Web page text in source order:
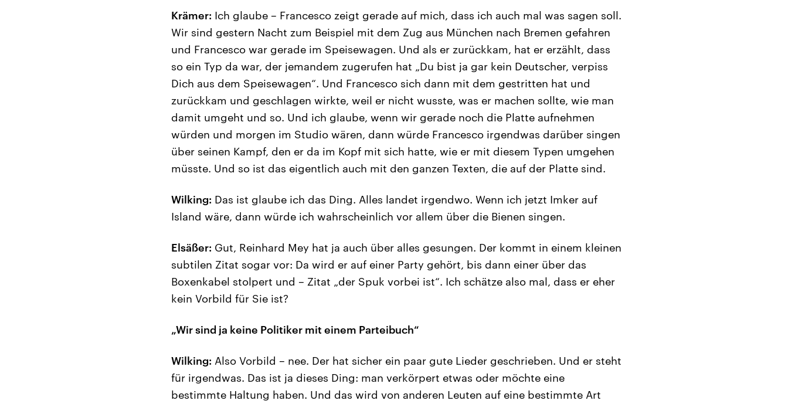
Krämer: Ich glaube – Francesco zeigt gerade auf mich, dass ich auch mal was sagen soll.
Wir sind gestern Nacht zum Beispiel mit dem Zug aus München nach Bremen gefahren
und Francesco war gerade im Speisewagen. Und als er zurückkam, hat er erzählt, dass
so ein Typ da war, der jemandem zugerufen hat „Du bist ja gar kein Deutscher, verpiss
Dich aus dem Speisewagen“. Und Francesco sich dann mit dem gestritten hat und
zurückkam und geschlagen wirkte, weil er nicht wusste, was er machen sollte, wie man
damit umgeht und so. Und ich glaube, wenn wir gerade noch die Platte aufnehmen
würden und morgen im Studio wären, dann würde Francesco irgendwas darüber singen
über seinen Kampf, den er da im Kopf mit sich hatte, wie er mit diesem Typen umgehen
müsste. Und so ist das eigentlich auch mit den ganzen Texten, die auf der Platte sind.
Wilking: Das ist glaube ich das Ding. Alles landet irgendwo. Wenn ich jetzt Imker auf
Island wäre, dann würde ich wahrscheinlich vor allem über die Bienen singen.
Elsäßer: Gut, Reinhard Mey hat ja auch über alles gesungen. Der kommt in einem kleinen
subtilen Zitat sogar vor: Da wird er auf einer Party gehört, bis dann einer über das
Boxenkabel stolpert und – Zitat „der Spuk vorbei ist“. Ich schätze also mal, dass er eher
kein Vorbild für Sie ist?
„Wir sind ja keine Politiker mit einem Parteibuch“
Wilking: Also Vorbild – nee. Der hat sicher ein paar gute Lieder geschrieben. Und er steht
für irgendwas. Das ist ja dieses Ding: man verkörpert etwas oder möchte eine
bestimmte Haltung haben. Und das wird von anderen Leuten auf eine bestimmte Art